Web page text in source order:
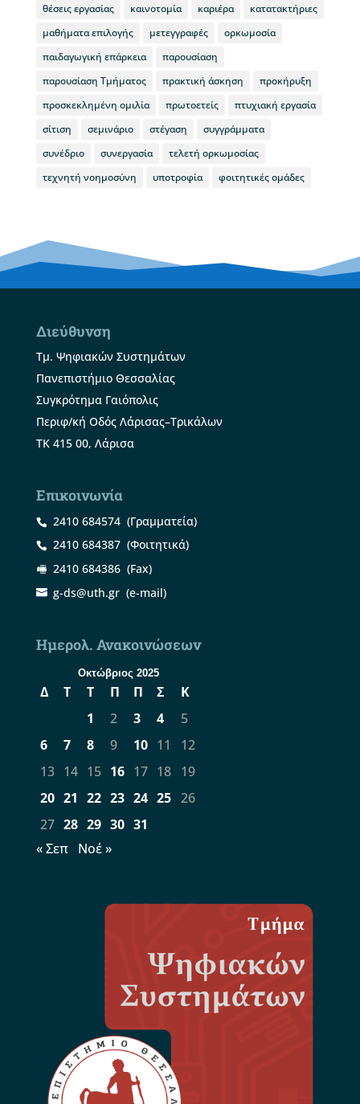
θέσεις εργασίας
καινοτομία καριέρα
κατατακτήριες
μαθήματα επιλογής
μετεγγραφές
ορκωμοσία
παιδαγωγική επάρκεια
παρουσίαση
παρουσίαση Τμήματος
πρακτική άσκηση
προκήρυξη
προσκεκλημένη ομιλία
πρωτοετείς
πτυχιακή εργασία
σίτιση
σεμινάριο στέγαση
συγγράμματα
συνέδριο
συνεργασία
τελετή ορκωμοσίας
τεχνητή νοημοσύνη
υποτροφία φοιτητικές ομάδες
Διεύθυνση
Τμ. Ψηφιακών Συστημάτων
Πανεπιστήμιο Θεσσαλίας
Συγκρότημα Γαιόπολις
Περιφ/κή Οδός Λάρισας–Τρικάλων
ΤΚ 415 00, Λάρισα
Επικοινωνία
2410 684574(Γραμματεία)
2410 684387(Φοιτητικά)
2410 684386(Fax)
g-ds@uth.gr(e-mail)
Ημερολ. Ανακοινώσεων
Οκτώβριος 2025
Δ Τ Τ Π Π Σ
Κ
1
2 3 4
5
6
7 8 9 10 11
12
13 14 15 16 17 18
19
20 21 22 23 24 25 26
27 28 29 30 31
« Σεπ
Νοέ »